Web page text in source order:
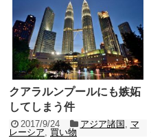
クアラルンプールにも嫉妬
してしまう件
2017/9/24 アジア諸国
マ
レーシア
買い物